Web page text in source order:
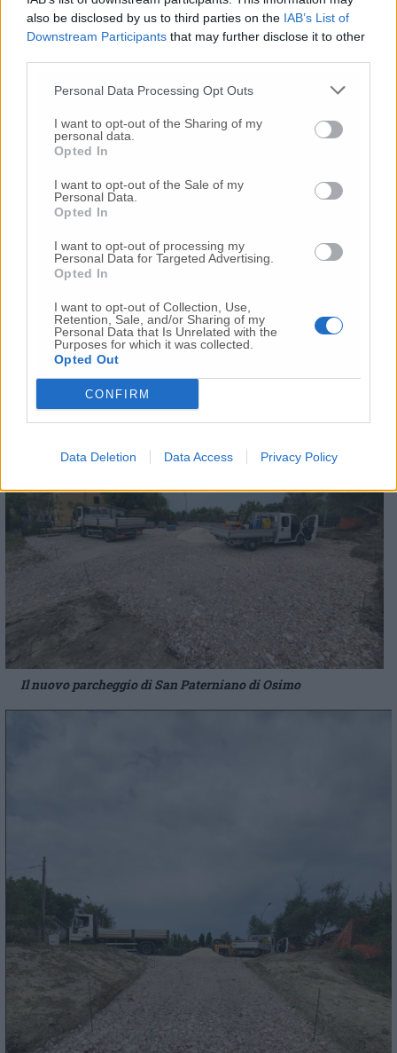
also be disclosed by us to third parties on the IAB’s List of
Downstream Participants that may further disclose it to other
Personal Data Processing Opt Outs
I want to opt-out of the Sharing of my
personal data.
Opted In
I want to opt-out of the Sale of my
Personal Data.
Opted In
I want to opt-out of processing my
Personal Data for Targeted Advertising.
Opted In
I want to opt-out of Collection, Use,
Retention, Sale, and/or Sharing of my
Personal Data that Is Unrelated with the
Purposes for which it was collected.
Opted Out
CONFIRM
Data Deletion Data Access Privacy Policy
Il nuovo campo di calcio a 5 di Santo Stefano di Osimo
Il nuovo parcheggio di San Paterniano di Osimo